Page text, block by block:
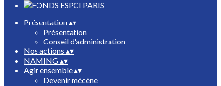
Présentation▴▾
Présentation
Conseil d'administration
Nos actions ▴▾
NAMING▴▾
Agir ensemble▴▾
Devenir mécène